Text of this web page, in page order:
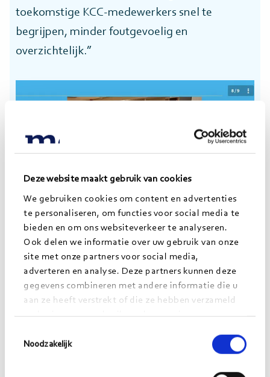
Deze website maakt gebruik van cookies
We gebruiken cookies om content en advertenties
te personaliseren, om functies voor social media te
bieden en om ons websiteverkeer te analyseren.
Ook delen we informatie over uw gebruik van onze
site met onze partners voor social media,
adverteren en analyse. Deze partners kunnen deze
gegevens combineren met andere informatie die u
aan ze heeft verstrekt of die ze hebben verzameld
op basis van uw gebruik van hun services.
Noodzakelijk
toekomstige KCC-medewerkers snel te
begrijpen, minder foutgevoelig en
overzichtelijk.”